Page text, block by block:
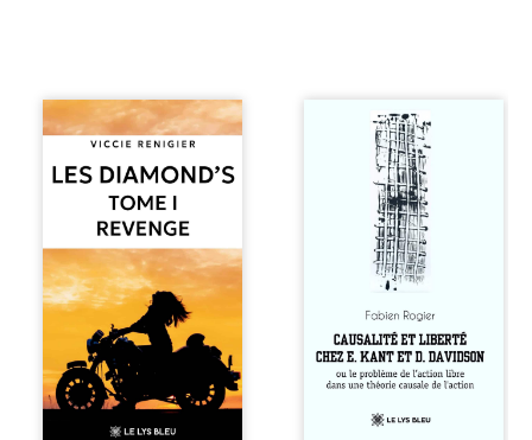
Revenge est à la
tête des
Diamond’s, un clan
de motards aussi
réputé et respecté
que redouté dans
tout le pays. Rien
ne la prédestinait
à cette vie, mais
les épreuves ont
forgé une femme
dure, inaccessible
et résolue à ne
jamais dévoiler
ses faiblesses,
jusqu’à ce que le
Sommes-nous
vraiment libres si
chacun de nos
actes s’inscrit
dans une chaîne
de causes ? À
travers une
confrontation
entre les pensées
d’Emmanuel Kant
et de Donald
Davidson, cet
essai explore les
liens entre libre
déterminisme